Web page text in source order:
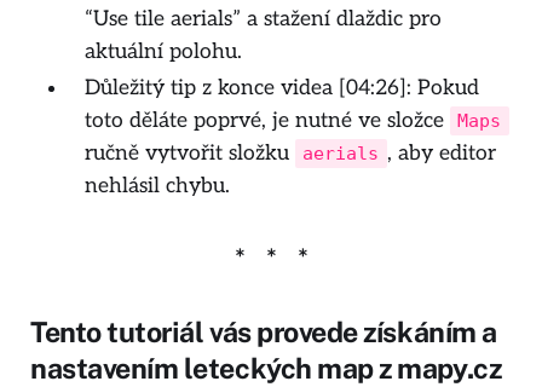
“Use tile aerials” a stažení dlaždic pro
aktuální polohu.
Důležitý tip z konce videa [04:26]: Pokud
toto děláte poprvé, je nutné ve složce
Maps
ručně vytvořit složku aerials , aby editor
nehlásil chybu.
Tento tutoriál vás provede získáním a
nastavením leteckých map z mapy.cz